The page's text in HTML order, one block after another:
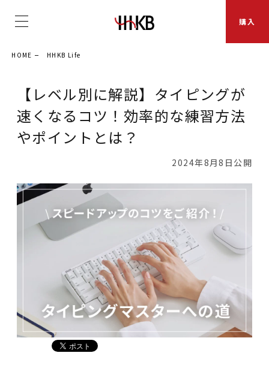
購入
HOME HHKB Life
【レベル別に解説】タイピングが
速くなるコツ！効率的な練習方法
やポイントとは？
2024年8月8日公開